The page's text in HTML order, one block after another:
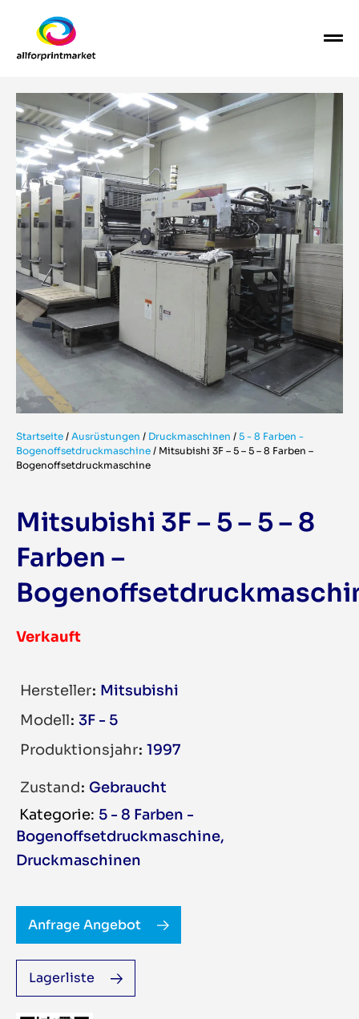
Startseite / Ausrüstungen / Druckmaschinen / 5 - 8 Farben -
Bogenoffsetdruckmaschine / Mitsubishi 3F – 5 – 5 – 8 Farben –
Bogenoffsetdruckmaschine
Mitsubishi 3F – 5 – 5 – 8
Farben –
Verkauft
Hersteller Mitsubishi
Modell 3F - 5
Produktionsjahr 1997
Zustand Gebraucht
5 - 8 Farben -
Bogenoffsetdruckmaschine
,
Druckmaschinen
Anfrage Angebot
Lagerliste